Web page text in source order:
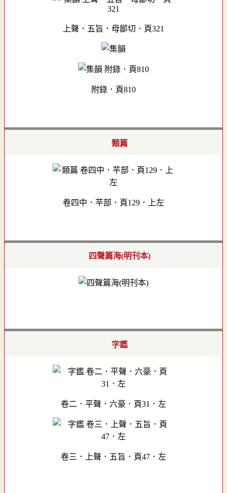
上聲．五旨．母鄙切．頁321
附錄．頁810
類篇
卷四中．芉部．頁129．上左
四聲篇海(明刊本)
字鑑
卷二．平聲．六豪．頁31．左
卷三．上聲．五旨．頁47．左